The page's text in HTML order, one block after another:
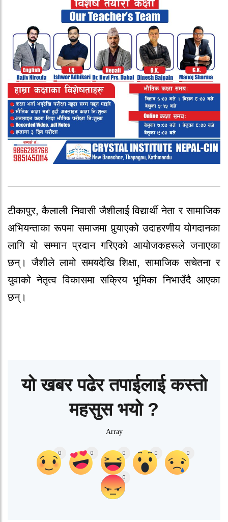
टीकापुर, कैलाली निवासी जैशीलाई विद्यार्थी नेता र सामाजिक
अभियन्ताका रूपमा समाजमा पुर्‍याएको उदाहरणीय योगदानका
लागि यो सम्मान प्रदान गरिएको आयोजकहरूले जनाएका
छन्। जैशीले लामो समयदेखि शिक्षा, सामाजिक सचेतना र
युवाको नेतृत्व विकासमा सक्रिय भूमिका निभाउँदै आएका
छन्।
यो खबर पढेर तपाईलाई कस्तो
महसुस भयो ?
Array
0 0 0 0 0
0